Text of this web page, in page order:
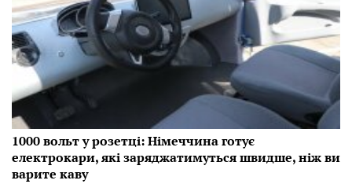
1000 вольт у розетці: Німеччина готує
електрокари, які заряджатимуться швидше, ніж ви
варите каву